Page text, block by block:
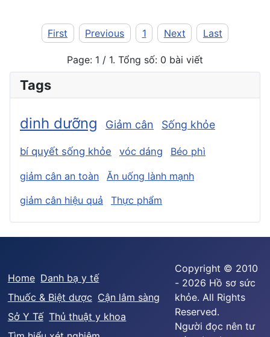
First Previous 1 Next Last
Page: 1 / 1. Tổng số: 0 bài viết
Tags
dinh dưỡng Giảm cân Sống khỏe
bí quyết sống khỏe vóc dáng Béo phì
giảm cân an toàn
Ăn uống lành mạnh
giảm cân hiệu quả
Thực phẩm
Home Danh bạ y tế
Thuốc & Biệt dược Cận lâm sàng
Sở Y Tế Thủ thuật y khoa
Copyright © 2010
- 2026 Hồ sơ sức
khỏe. All Rights
Reserved.
Người đọc nên tư